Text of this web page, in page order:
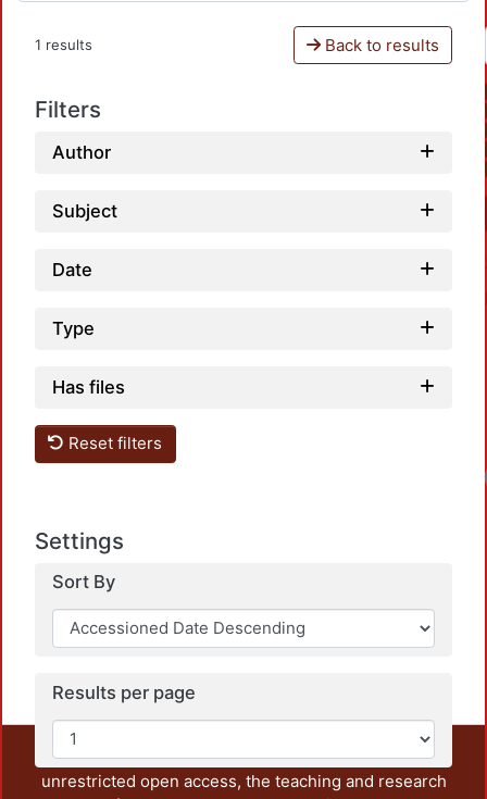
1 results Back to results
Filters
Author
Subject
Date
Type
Has files
Reset filters
Settings
Sort By
Results per page
This repository preserves and disseminates, in
unrestricted open access, the teaching and research